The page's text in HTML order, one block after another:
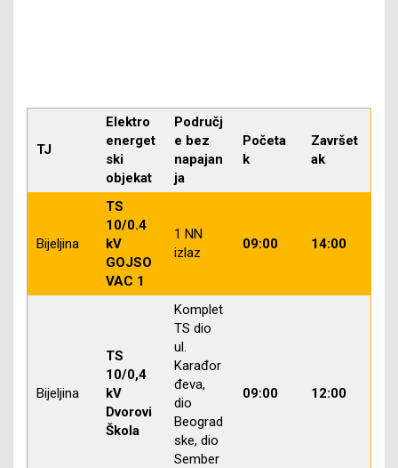
TJ
Elektro
energet
ski
objekat
Područj
e bez
napajan
ja
Početa
k
Završet
ak
Bijeljina
TS
10/0.4
kV
GOJSO
VAC 1
1 NN
izlaz
09:00 14:00
Bijeljina
TS
10/0,4
kV
Dvorovi
Škola
Komplet
TS dio
ul.
Karađor
đeva,
dio
Beograd
ske, dio
Sember
09:00 12:00